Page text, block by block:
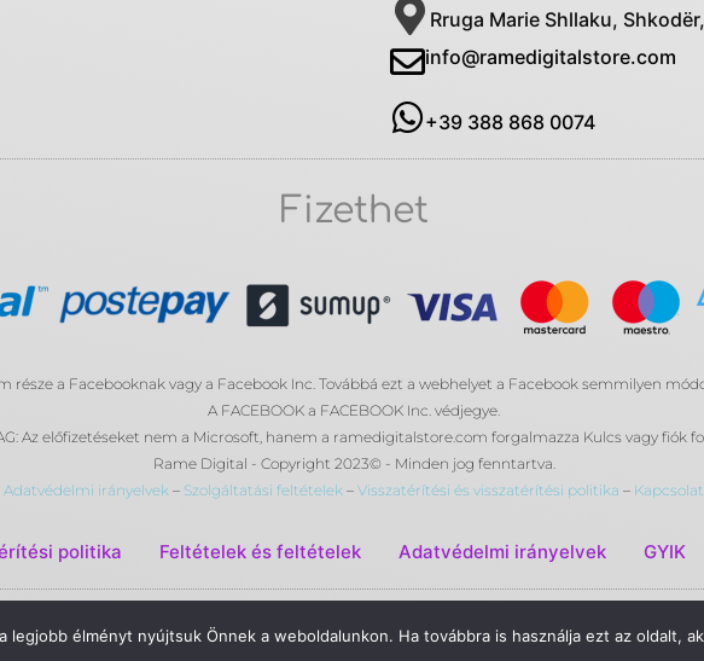
Rruga Marie Shllaku,
info@ramedigitalstore.com
+39 388 868 0074
Fizethet
része a Facebooknak vagy a Facebook Inc. Továbbá ezt a webhelyet a Facebook semmilyen
A FACEBOOK a FACEBOOK Inc. védjegye.
Az előfizetéseket nem a Microsoft, hanem a ramedigitalstore.com forgalmazza Kulcs vagy fiók
Rame Digital - Copyright 2023© - Minden jog fenntartva.
Adatvédelmi irányelvek – Szolgáltatási feltételek – Visszatérítési és visszatérítési politika – Kapcsolat
politika Feltételek és feltételek Adatvédelmi irányelvek GYIK
fenntartva.
legjobb élményt nyújtsuk Önnek a weboldalunkon. Ha továbbra is használja ezt az oldalt,